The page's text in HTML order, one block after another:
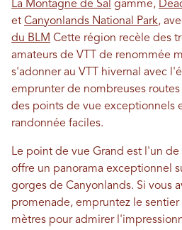
La Montagne de Sal gamme,
et Canyonlands National Park,
du BLM Cette région recèle des
amateurs de VTT de renommée
s'adonner au VTT hivernal avec
emprunter de nombreuses
des points de vue exceptionnels
randonnée faciles.
Le point de vue Grand est l'un
offre un panorama exceptionnel
gorges de Canyonlands. Si vous
promenade, empruntez le
mètres pour admirer